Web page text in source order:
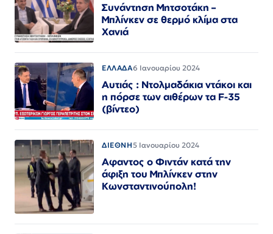
Συνάντηση Μητσοτάκη –
Μπλίνκεν σε θερμό κλίμα στα
Χανιά
ΕΛΛΑΔΑ6 Ιανουαρίου 2024
Αυτιάς : Ντολμαδάκια ντάκοι και
η πόρσε των αιθέρων τα F-35
(βίντεο)
ΔΙΕΘΝΗ 5 Ιανουαρίου 2024
Αφαντος ο Φιντάν κατά την
άφιξη του Μπλίνκεν στην
Κωνσταντινούπολη!